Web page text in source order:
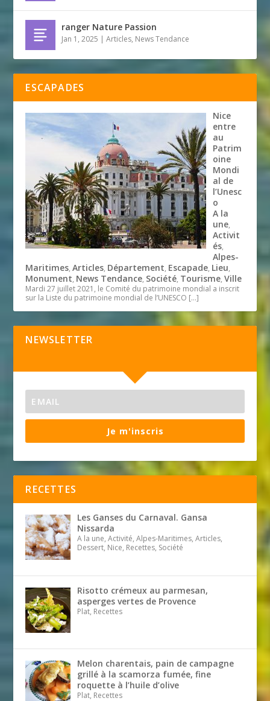
ranger Nature Passion
Jan 1, 2025 |Articles, News Tendance
ESCAPADES
Nice
entre
au
Patrim
oine
Mondi
al de
l’Unesc
o
A la
une,
Activit
és,
Alpes-
Maritimes,Articles, Département, Escapade, Lieu,
Monument, News Tendance, Société, Tourisme,Ville
Mardi 27 juillet 2021, le Comité du patrimoine mondial a inscrit
sur la Liste du patrimoine mondial de l’UNESCO […]
NEWSLETTER
Je m'inscris
RECETTES
Les Ganses du Carnaval. Gansa
Nissarda
A la une, Activité, Alpes-Maritimes, Articles,
Dessert, Nice, Recettes, Société
Risotto crémeux au parmesan,
asperges vertes de Provence
Plat, Recettes
Melon charentais, pain de campagne
grillé à la scamorza fumée, fine
roquette à l’huile d’olive
Plat, Recettes